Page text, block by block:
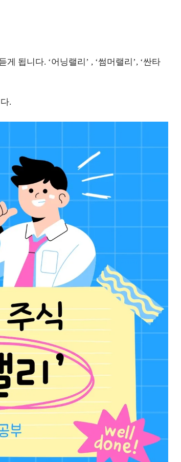
됩니다. ‘어닝랠리’ , ‘썸머랠리’, ‘싼타
.